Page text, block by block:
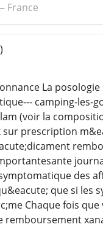
France
La
camping-les-
(voir la
prescription
des
que si les
Chaque fois que
remboursement